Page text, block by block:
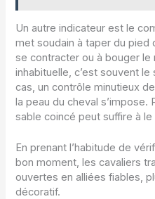
Un autre indicateur est le
met soudain à taper du pied
se contracter ou à bouger le
inhabituelle, c’est souvent le
cas, un contrôle minutieux
la peau du cheval s’impose.
sable coincé peut suffire à le
En prenant l’habitude de
bon moment, les cavaliers
ouvertes en alliées fiables,
décoratif.